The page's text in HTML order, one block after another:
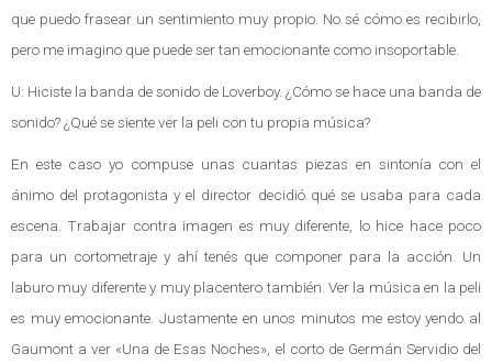
que puedo frasear un sentimiento muy propio. No sé cómo es recibirlo,
pero me imagino que puede ser tan emocionante como insoportable.
U: Hiciste la banda de sonido de Loverboy. ¿Cómo se hace una banda de
sonido? ¿Qué se siente ver la peli con tu propia música?
En este caso yo compuse unas cuantas piezas en sintonía con el
ánimo del protagonista y el director decidió qué se usaba para cada
escena. Trabajar contra imagen es muy diferente, lo hice hace poco
para un cortometraje y ahí tenés que componer para la acción. Un
laburo muy diferente y muy placentero también. Ver la música en la peli
es muy emocionante. Justamente en unos minutos me estoy yendo al
Gaumont a ver «Una de Esas Noches», el corto de Germán Servidio del